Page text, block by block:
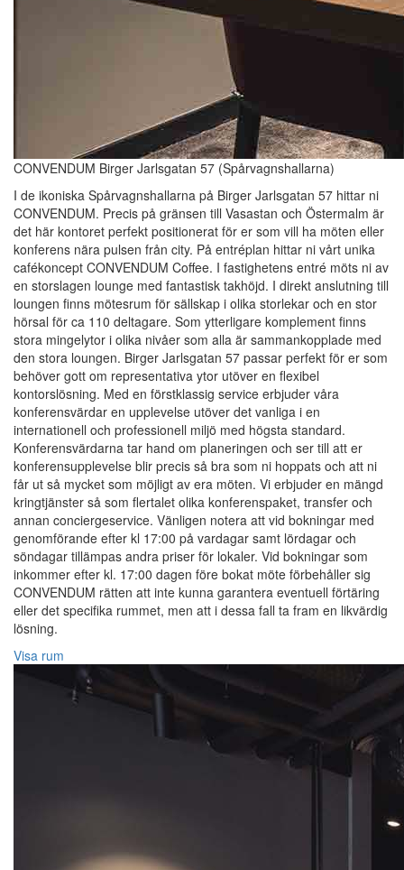
CONVENDUM Birger Jarlsgatan 57 (Spårvagnshallarna)
I de ikoniska Spårvagnshallarna på Birger Jarlsgatan 57 hittar ni
CONVENDUM. Precis på gränsen till Vasastan och Östermalm är
det här kontoret perfekt positionerat för er som vill ha möten eller
konferens nära pulsen från city. På entréplan hittar ni vårt unika
cafékoncept CONVENDUM Coffee. I fastighetens entré möts ni av
en storslagen lounge med fantastisk takhöjd. I direkt anslutning till
loungen finns mötesrum för sällskap i olika storlekar och en stor
hörsal för ca 110 deltagare. Som ytterligare komplement finns
stora mingelytor i olika nivåer som alla är sammankopplade med
den stora loungen. Birger Jarlsgatan 57 passar perfekt för er som
behöver gott om representativa ytor utöver en flexibel
kontorslösning. Med en förstklassig service erbjuder våra
konferensvärdar en upplevelse utöver det vanliga i en
internationell och professionell miljö med högsta standard.
Konferensvärdarna tar hand om planeringen och ser till att er
konferensupplevelse blir precis så bra som ni hoppats och att ni
får ut så mycket som möjligt av era möten. Vi erbjuder en mängd
kringtjänster så som flertalet olika konferenspaket, transfer och
annan conciergeservice. Vänligen notera att vid bokningar med
genomförande efter kl 17:00 på vardagar samt lördagar och
söndagar tillämpas andra priser för lokaler. Vid bokningar som
inkommer efter kl. 17:00 dagen före bokat möte förbehåller sig
CONVENDUM rätten att inte kunna garantera eventuell förtäring
eller det specifika rummet, men att i dessa fall ta fram en likvärdig
lösning.
Visa rum